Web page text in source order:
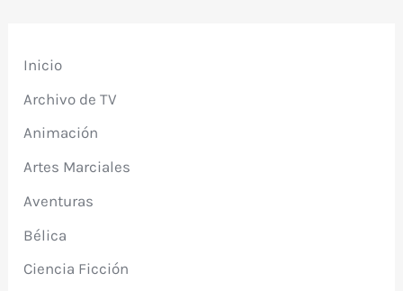
Inicio
Archivo de TV
Animación
Artes Marciales
Aventuras
Bélica
Ciencia Ficción